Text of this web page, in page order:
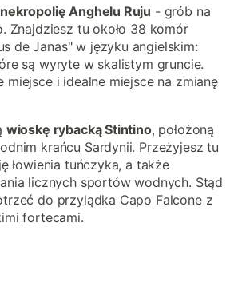
nekropolię Anghelu Ruju - grób na
Znajdziesz tu około 38 komór
de Janas" w języku angielskim:
są wyryte w skalistym gruncie.
miejsce i idealne miejsce na zmianę
wioskę rybacką Stintino, położoną
krańcu Sardynii. Przeżyjesz tu
łowienia tuńczyka, a także
licznych sportów wodnych. Stąd
do przylądka Capo Falcone z
fortecami.